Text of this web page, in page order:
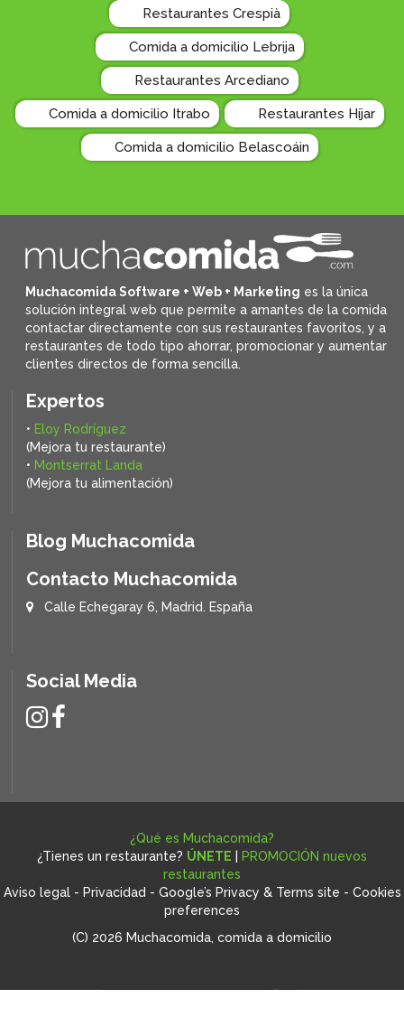
Restaurantes Crespià
Comida a domicilio Lebrija
Restaurantes Arcediano
Comida a domicilio Itrabo Restaurantes Híjar
Comida a domicilio Belascoáin
Muchacomida Software + Web + Marketing es la única
solución integral web que permite a amantes de la comida
contactar directamente con sus restaurantes favoritos, ya
restaurantes de todo tipo ahorrar, promocionar y aumentar
clientes directos de forma sencilla.
Expertos
• Eloy Rodríguez
(Mejora tu restaurante)
• Montserrat Landa
(Mejora tu alimentación)
Blog Muchacomida
Contacto Muchacomida
Calle Echegaray 6, Madrid. España
Social Media
¿Qué es Muchacomida?
¿Tienes un restaurante? ÚNETE
PROMOCIÓN nuevos
restaurantes
Aviso legal - Privacidad - Google’s Privacy & Terms site - Cookies
preferences
(C) 2026 Muchacomida, comida a domicilio